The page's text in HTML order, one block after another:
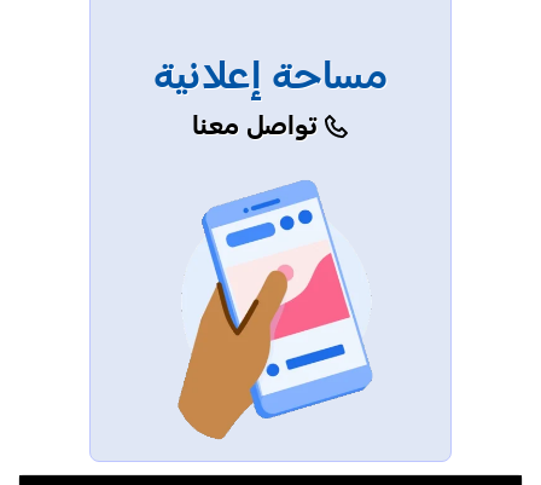
مساحة إعلانية
تواصل معنا